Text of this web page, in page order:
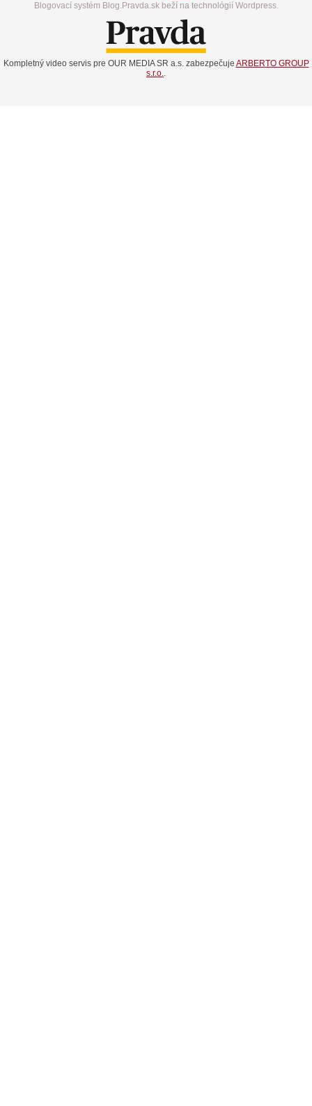
Blogovací systém Blog.Pravda.sk beží na technológií Wordpress.
Kompletný video servis pre OUR MEDIA SR a.s. zabezpečuje ARBERTO GROUP
s.r.o..